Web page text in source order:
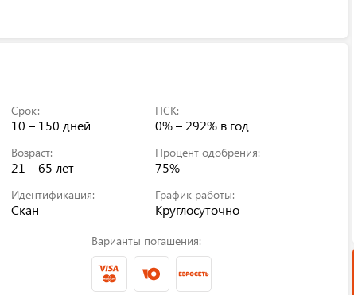
Срок:
10 – 150 дней
ПСК:
0% – 292% в год
Возраст:
21 – 65 лет
Процент одобрения:
75%
Идентификация:
Скан
График работы:
Круглосуточно
Варианты погашения: